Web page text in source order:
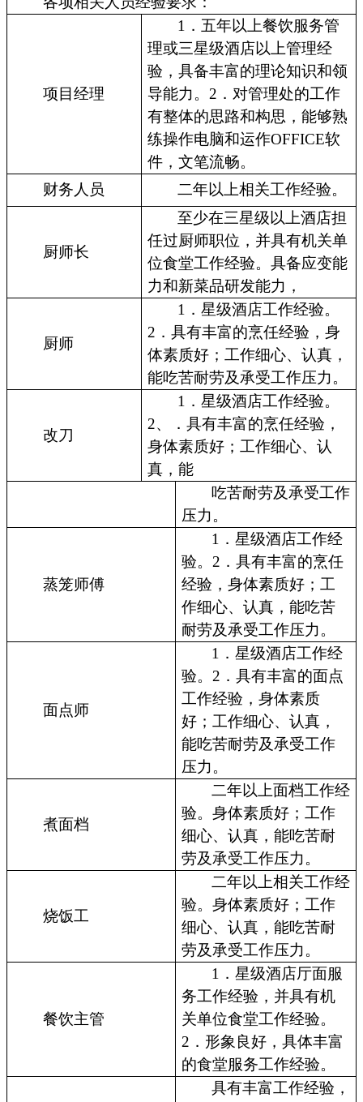
项目经理
1．五年以上餐饮服务管
理或三星级酒店以上管理经
验，具备丰富的理论知识和领
导能力。2．对管理处的工作
有整体的思路和构思，能够熟
练操作电脑和运作OFFICE软
件，文笔流畅。
财务人员
二年以上相关工作经验。
厨师长
至少在三星级以上酒店担
任过厨师职位，并具有机关单
位食堂工作经验。具备应变能
力和新菜品研发能力，
厨师
1．星级酒店工作经验。
2．具有丰富的烹任经验，身
体素质好；工作细心、认真，
能吃苦耐劳及承受工作压力。
改刀
1．星级酒店工作经验。
2、．具有丰富的烹任经验，
身体素质好；工作细心、认
真，能
吃苦耐劳及承受工作
压力。
蒸笼师傅
1．星级酒店工作经
验。2．具有丰富的烹任
经验，身体素质好；工
作细心、认真，能吃苦
耐劳及承受工作压力。
面点师
1．星级酒店工作经
验。2．具有丰富的面点
工作经验，身体素质
好；工作细心、认真，
能吃苦耐劳及承受工作
压力。
煮面档
二年以上面档工作经
验。身体素质好；工作
细心、认真，能吃苦耐
劳及承受工作压力。
烧饭工
二年以上相关工作经
验。身体素质好；工作
细心、认真，能吃苦耐
劳及承受工作压力。
餐饮主管
1．星级酒店厅面服
务工作经验，并具有机
关单位食堂工作经验。
2．形象良好，具体丰富
的食堂服务工作经验。
具有丰富工作经验，